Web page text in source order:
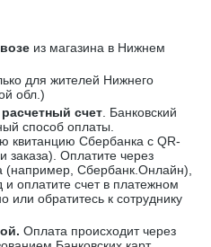
из магазина в Нижнем
для жителей Нижнего
обл.)
счет. Банковский
способ оплаты.
квитанцию Сбербанка с QR-
заказа). Оплатите через
(например, Сбербанк.Онлайн),
и оплатите счет в платежном
или обратитесь к сотруднику
. Оплата происходит через